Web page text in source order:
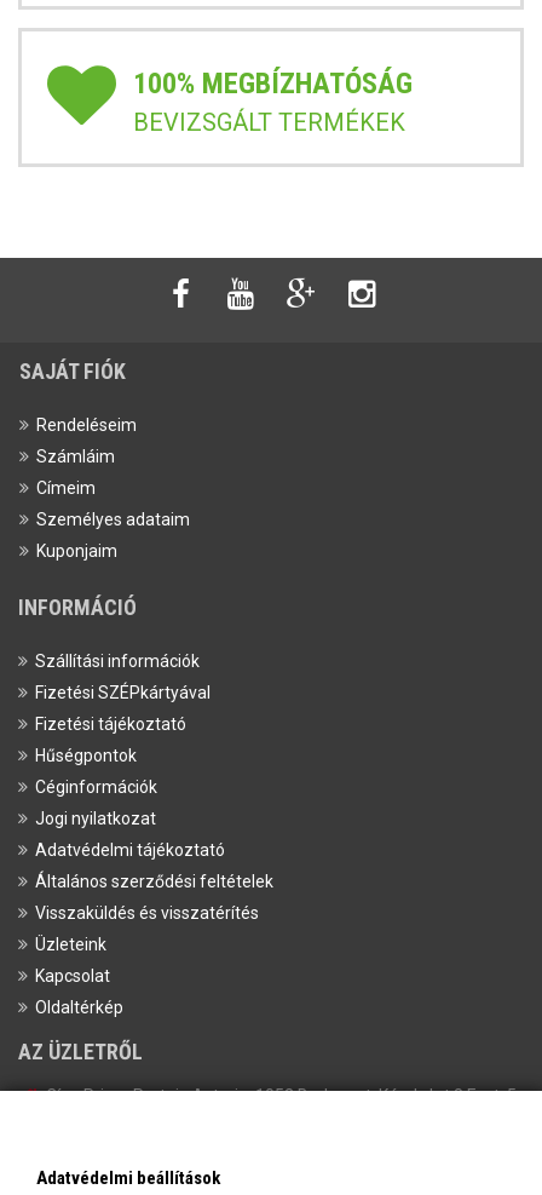
100% MEGBÍZHATÓSÁG
BEVIZSGÁLT TERMÉKEK
SAJÁT FIÓK
Rendeléseim
Számláim
Címeim
Személyes adataim
Kuponjaim
INFORMÁCIÓ
Szállítási információk
Fizetési SZÉPkártyával
Fizetési tájékoztató
Hűségpontok
Céginformációk
Jogi nyilatkozat
Adatvédelmi tájékoztató
Általános szerződési feltételek
Visszaküldés és visszatérítés
Üzleteink
Kapcsolat
Oldaltérkép
AZ ÜZLETRŐL
Cím:Prime Protein Astoria, 1052 Budapest, Károly krt 8 Fszt. 5.
Adatvédelmi beállítások